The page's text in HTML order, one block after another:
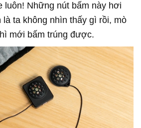
luôn! Những nút bấm này hơi
là ta không nhìn thấy gì rồi, mò
mới bấm trúng được.